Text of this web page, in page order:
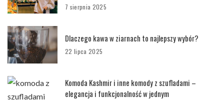
7 sierpnia 2025
Dlaczego kawa w ziarnach to najlepszy wybór?
22 lipca 2025
Komoda Kashmir i inne komody z szufladami –
elegancja i funkcjonalność w jednym